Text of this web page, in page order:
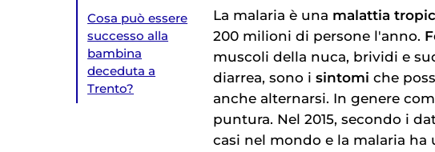
Cosa può essere
successo alla
bambina
deceduta a
Trento?
La malaria è una malattia
200 milioni di persone l'anno.
muscoli della nuca, brividi e
diarrea, sono i sintomi che
anche alternarsi. In genere
puntura. Nel 2015, secondo i
casi nel mondo e la malaria